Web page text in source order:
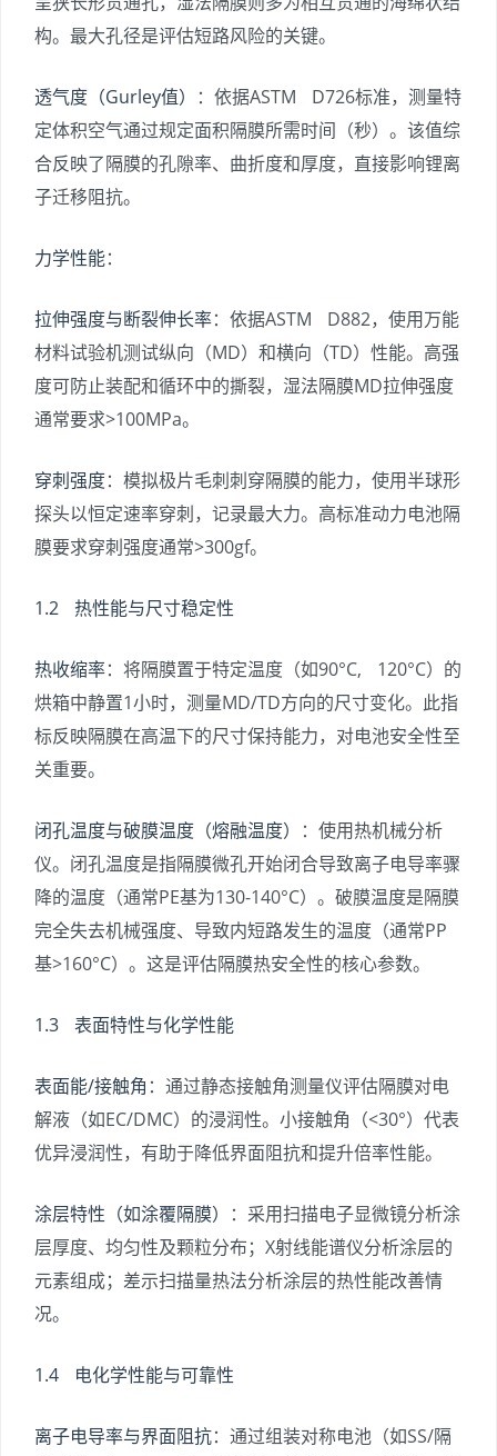
构。最大孔径是评估短路风险的关键。
透气度（Gurley值）
：依据ASTM D726标准，测量特
定体积空气通过规定面积隔膜所需时间（秒）。该值综
合反映了隔膜的孔隙率、曲折度和厚度，直接影响锂离
子迁移阻抗。
力学性能：
拉伸强度与断裂伸长率：依据ASTM D882，使用万能
材料试验机测试纵向（MD）和横向（TD）性能。高强
度可防止装配和循环中的撕裂，湿法隔膜MD拉伸强度
通常要求>100MPa。
穿刺强度：模拟极片毛刺刺穿隔膜的能力，使用半球形
探头以恒定速率穿刺，记录最大力。高标准动力电池隔
膜要求穿刺强度通常>300gf。
1.2 热性能与尺寸稳定性
热收缩率：将隔膜置于特定温度（如90°C, 120°C）的
烘箱中静置1小时，测量MD/TD方向的尺寸变化。此指
标反映隔膜在高温下的尺寸保持能力，对电池安全性至
关重要。
闭孔温度与破膜温度（熔融温度）
：使用热机械分析
仪。闭孔温度是指隔膜微孔开始闭合导致离子电导率骤
降的温度（通常PE基为130-140°C）。破膜温度是隔膜
完全失去机械强度、导致内短路发生的温度（通常PP
基>160°C）。这是评估隔膜热安全性的核心参数。
1.3 表面特性与化学性能
表面能/接触角 ：通过静态接触角测量仪评估隔膜对电
解液（如EC/DMC）的浸润性。小接触角（<30°）代表
优异浸润性，有助于降低界面阻抗和提升倍率性能。
涂层特性（如涂覆隔膜）
：采用扫描电子显微镜分析涂
层厚度、均匀性及颗粒分布；X射线能谱仪分析涂层的
元素组成；差示扫描量热法分析涂层的热性能改善情
况。
1.4 电化学性能与可靠性
离子电导率与界面阻抗：通过组装对称电池（如SS/隔